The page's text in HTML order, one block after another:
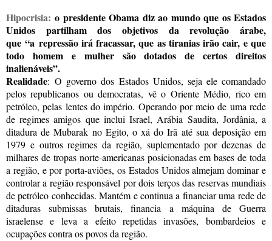
Hipocrisia: o presidente Obama diz ao mundo que os Estados
Unidos partilham dos objetivos da revolução árabe,
que“a repressão irá fracassar, que as tiranias irão cair, e que
todo homem e mulher são dotados de certos direitos
inalienáveis”.
Realidade: O governo dos Estados Unidos, seja ele comandado
pelos republicanos ou democratas, vê o Oriente Médio, rico em
petróleo, pelas lentes do império. Operando por meio de uma rede
de regimes amigos que inclui Israel, Arábia Saudita, Jordânia, a
ditadura de Mubarak no Egito, o xá do Irã até sua deposição em
1979 e outros regimes da região, suplementado por dezenas de
milhares de tropas norte-americanas posicionadas em bases de toda
a região, e por porta-aviões, os Estados Unidos almejam dominar e
controlar a região responsável por dois terços das reservas mundiais
de petróleo conhecidas. Mantém e continua a financiar uma rede de
ditaduras submissas brutais, financia a máquina de Guerra
israelense e leva a efeito repetidas invasões, bombardeios e
ocupações contra os povos da região.